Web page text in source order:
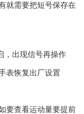
就需要把短号保存在
，出现信号再操作
表恢复出厂设置
要查看运动量要提前